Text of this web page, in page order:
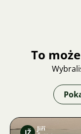
To
Jiří